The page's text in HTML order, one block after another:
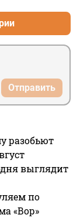
Отправить
разобьют
выглядит
по
«Вор»